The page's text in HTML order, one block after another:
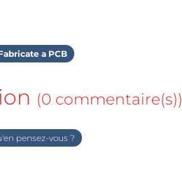
a PCB
(0 commentaire(s))
pensez-vous ?